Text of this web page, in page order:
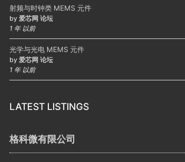
射频与时钟类 MEMS 元件
by 爱芯网 论坛
1 年 以前
光学与光电 MEMS 元件
by 爱芯网 论坛
1 年 以前
LATEST LISTINGS
格科微有限公司